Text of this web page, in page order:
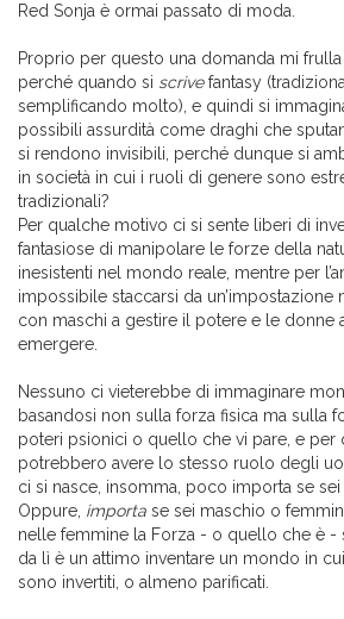
Red Sonja è ormai passato di moda.
Proprio per questo una domanda mi
perché quando si scrivefantasy
semplificando molto), e quindi si
possibili assurdità come draghi che
si rendono invisibili, perché dunque si
in società in cui i ruoli di genere sono
tradizionali?
Per qualche motivo ci si sente liberi di
fantasiose di manipolare le forze della
inesistenti nel mondo reale, mentre per
impossibile staccarsi da un’impostazione
con maschi a gestire il potere e le donne
emergere.
Nessuno ci vieterebbe di immaginare
basandosi non sulla forza fisica ma sulla
poteri psionici o quello che vi pare, e per
potrebbero avere lo stesso ruolo degli
ci si nasce, insomma, poco importa se
Oppure, importa se sei maschio o
nelle femmine la Forza - o quello che è -
da lì è un attimo inventare un mondo in
sono invertiti, o almeno parificati.